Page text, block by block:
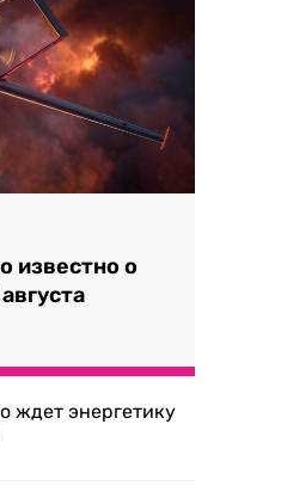
известно о
ждет энергетику